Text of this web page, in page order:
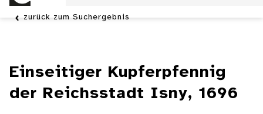
zurück zum Suchergebnis
Einseitiger Kupferpfennig
der Reichsstadt Isny, 1696